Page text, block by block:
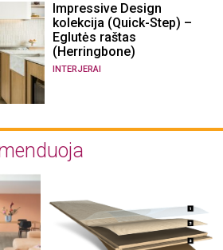
Impressive Design
kolekcija (Quick-Step) –
Eglutės raštas
(Herringbone)
INTERJERAI